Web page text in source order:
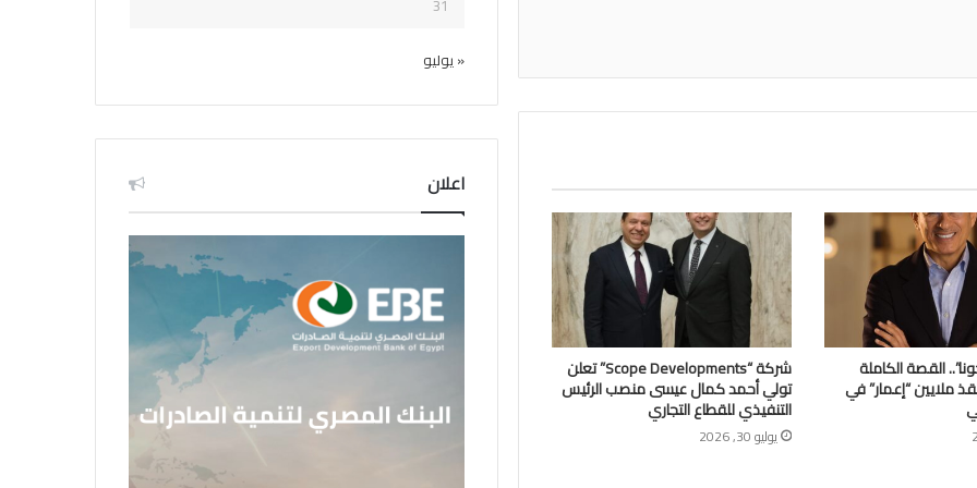
القصة الكاملة
ملايين “إعمار” في
شركة “Scope Developments” تعلن
تولي أحمد كمال عيسى منصب الرئيس
التنفيذي للقطاع التجاري
يوليو 30, 2026
31
« يوليو
اعلان